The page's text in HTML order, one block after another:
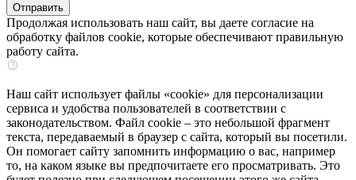
Продолжая использовать наш сайт, вы даете согласие на
обработку файлов cookie, которые обеспечивают правильную
работу сайта.
Наш сайт использует файлы «cookie» для персонализации
сервиса и удобства пользователей в соответствии с
законодательством. Файл cookie – это небольшой фрагмент
текста, передаваемый в браузер с сайта, который вы посетили.
Он помогает сайту запомнить информацию о вас, например
то, на каком языке вы предпочитаете его просматривать. Это